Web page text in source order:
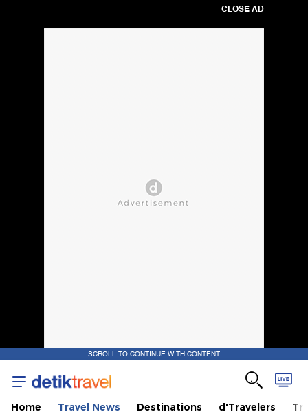
CLOSE AD
SCROLL TO CONTINUE WITH CONTENT
Home Travel News Destinations d'Travelers